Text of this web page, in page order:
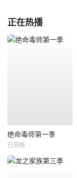
正在热播
绝命毒师第一季
已完结